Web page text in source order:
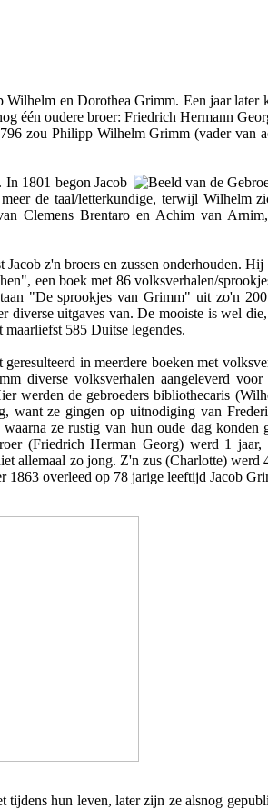
en Dorothea Grimm. Een jaar later
één oudere broer: Friedrich Hermann
zou Philipp Wilhelm Grimm (vader van
In 1801 begon Jacob
de taal/letterkundige, terwijl Wilhelm
Clemens Brentaro en Achim van
z'n broers en zussen onderhouden.
een boek met 86 volksverhalen/
"De sprookjes van Grimm" uit zo'n
diverse uitgaves van. De mooiste is wel
585 Duitse legendes.
in meerdere boeken met
diverse volksverhalen aangeleverd
werden de gebroeders bibliothecaris
want ze gingen op uitnodiging van
ze rustig van hun oude dag konden
(Friedrich Herman Georg) werd 1 jaar,
allemaal zo jong. Z'n zus (Charlotte) werd
overleed op 78 jarige leeftijd Jacob
hun leven, later zijn ze alsnog